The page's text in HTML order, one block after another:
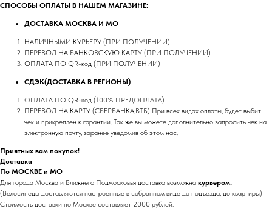
СПОСОБЫ ОПЛАТЫ В НАШЕМ МАГАЗИНЕ:
ДОСТАВКА МОСКВА И МО
НАЛИЧНЫМИ КУРЬЕРУ (ПРИ ПОЛУЧЕНИИ)
ПЕРЕВОД НА БАНКОВСКУЮ КАРТУ (ПРИ ПОЛУЧЕНИИ)
ОПЛАТА ПО QR-код (ПРИ ПОЛУЧЕНИИ)
СДЭК(ДОСТАВКА В РЕГИОНЫ)
ОПЛАТА ПО QR-код (100% ПРЕДОПЛАТА)
ПЕРЕВОД НА КАРТУ (СБЕРБАНКА,ВТБ) При всех видах оплаты, будет выбит
чек и прикреплен к гарантии. Так же вы можете дополнительно запросить чек на
электронную почту, заранее уведомив об этом нас.
Приятных вам покупок!
Доставка
По МОСКВЕ и МО
Для города Москва и Ближнего Подмосковья доставка возможна курьером.
(Велосипеды доставляются настроенные в собранном виде до подъезда, до квартиры)
Стоимость доставки по Москве составляет 2000 рублей.